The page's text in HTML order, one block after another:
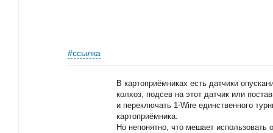
#ссылка
В картоприёмниках есть датчики
колхоз, подсев на этот датчик или
и переключать 1-Wire единственного
картоприёмника.
Но непонятно, что мешает использовать